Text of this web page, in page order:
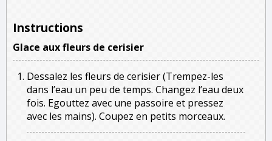
Instructions
Glace aux fleurs de cerisier
Dessalez les fleurs de cerisier (Trempez-les
dans l’eau un peu de temps. Changez l’eau deux
fois. Egouttez avec une passoire et pressez
avec les mains). Coupez en petits morceaux.